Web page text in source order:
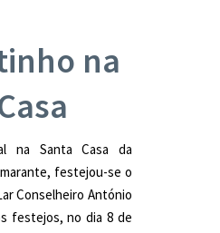
na
na Santa Casa da
festejou-se o
Conselheiro António
festejos, no dia 8 de